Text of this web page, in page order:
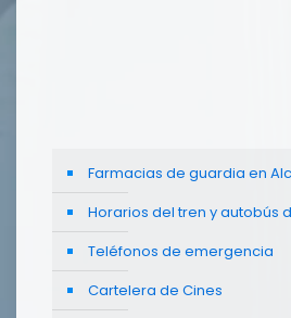
Farmacias de guardia en
Horarios del tren y autobús
Teléfonos de emergencia
Cartelera de Cines